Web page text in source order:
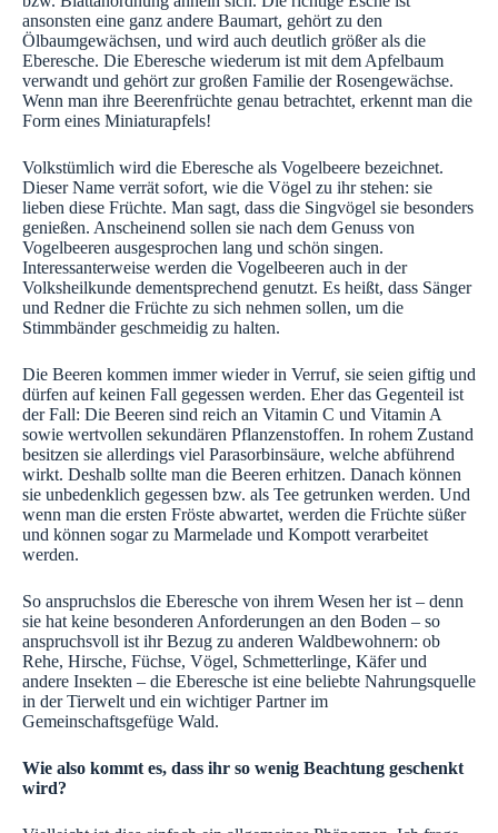
ansonsten eine ganz andere Baumart, gehört zu den
Ölbaumgewächsen, und wird auch deutlich größer als die
Eberesche. Die Eberesche wiederum ist mit dem Apfelbaum
verwandt und gehört zur großen Familie der Rosengewächse.
Wenn man ihre Beerenfrüchte genau betrachtet, erkennt man die
Form eines Miniaturapfels!
Volkstümlich wird die Eberesche als Vogelbeere bezeichnet.
Dieser Name verrät sofort, wie die Vögel zu ihr stehen: sie
lieben diese Früchte. Man sagt, dass die Singvögel sie besonders
genießen. Anscheinend sollen sie nach dem Genuss von
Vogelbeeren ausgesprochen lang und schön singen.
Interessanterweise werden die Vogelbeeren auch in der
Volksheilkunde dementsprechend genutzt. Es heißt, dass Sänger
und Redner die Früchte zu sich nehmen sollen, um die
Stimmbänder geschmeidig zu halten.
Die Beeren kommen immer wieder in Verruf, sie seien giftig und
dürfen auf keinen Fall gegessen werden. Eher das Gegenteil ist
der Fall: Die Beeren sind reich an Vitamin C und Vitamin A
sowie wertvollen sekundären Pflanzenstoffen. In rohem Zustand
besitzen sie allerdings viel Parasorbinsäure, welche abführend
wirkt. Deshalb sollte man die Beeren erhitzen. Danach können
sie unbedenklich gegessen bzw. als Tee getrunken werden. Und
wenn man die ersten Fröste abwartet, werden die Früchte süßer
und können sogar zu Marmelade und Kompott verarbeitet
werden.
So anspruchslos die Eberesche von ihrem Wesen her ist – denn
sie hat keine besonderen Anforderungen an den Boden – so
anspruchsvoll ist ihr Bezug zu anderen Waldbewohnern: ob
Rehe, Hirsche, Füchse, Vögel, Schmetterlinge, Käfer und
andere Insekten – die Eberesche ist eine beliebte Nahrungsquelle
in der Tierwelt und ein wichtiger Partner im
Gemeinschaftsgefüge Wald.
Wie also kommt es, dass ihr so wenig Beachtung geschenkt
wird?